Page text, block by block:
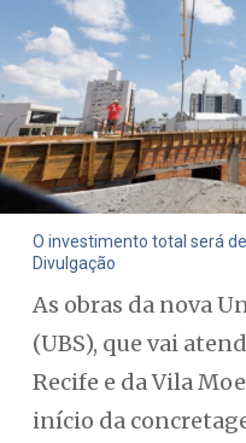
O investimento total será
Divulgação
As obras da nova
(UBS), que vai
Recife e da Vila
início da